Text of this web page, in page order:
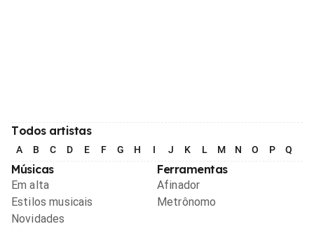
Todos artistas
A B C D E F G H I J K L M N O P Q
Músicas
Em alta
Estilos musicais
Novidades
Ferramentas
Afinador
Metrônomo